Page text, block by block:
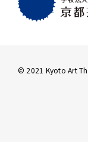
© 2021 Kyoto Art